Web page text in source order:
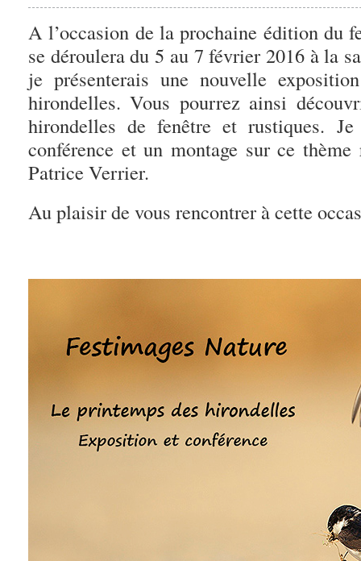
A l’occasion de la prochaine édition du
se déroulera du 5 au 7 février 2016 à la
je présenterais une nouvelle
hirondelles. Vous pourrez ainsi
hirondelles de fenêtre et rustiques. Je
conférence et un montage sur ce
Patrice Verrier.
Au plaisir de vous rencontrer à cette